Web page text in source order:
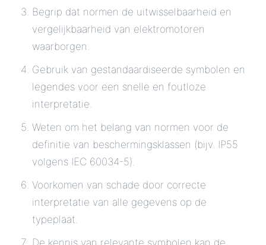
Begrip dat normen de uitwisselbaarheid en
vergelijkbaarheid van elektromotoren
waarborgen.
Gebruik van gestandaardiseerde symbolen en
legendes voor een snelle en foutloze
interpretatie.
Weten om het belang van normen voor de
definitie van beschermingsklassen (bijv. IP55
volgens IEC 60034-5).
Voorkomen van schade door correcte
interpretatie van alle gegevens op de
typeplaat.
De kennis van relevante symbolen kan de